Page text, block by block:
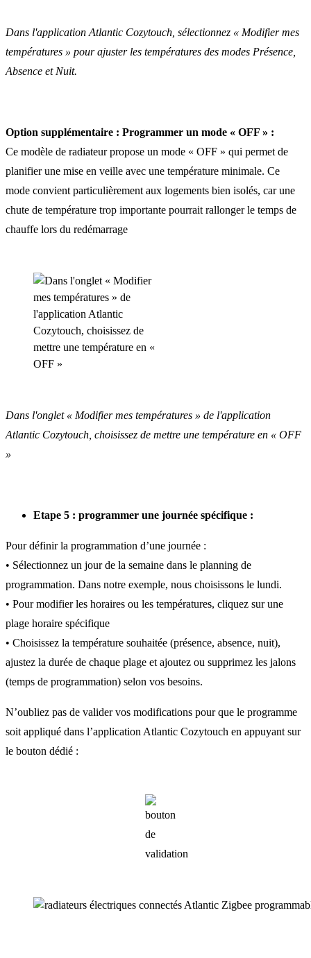
Dans l'application Atlantic Cozytouch, sélectionnez « Modifier mes
températures » pour ajuster les températures des modes Présence,
Absence et Nuit.
Option supplémentaire : Programmer un mode « OFF » :
Ce modèle de radiateur propose un mode « OFF » qui permet de
planifier une mise en veille avec une température minimale. Ce
mode convient particulièrement aux logements bien isolés, car une
chute de température trop importante pourrait rallonger le temps de
chauffe lors du redémarrage
Dans l'onglet « Modifier mes températures » de l'application
Atlantic Cozytouch, choisissez de mettre une température en « OFF
»
Etape 5 : programmer une journée spécifique :
Pour définir la programmation d’une journée :
• Sélectionnez un jour de la semaine dans le planning de
programmation. Dans notre exemple, nous choisissons le lundi.
• Pour modifier les horaires ou les températures, cliquez sur une
plage horaire spécifique
• Choisissez la température souhaitée (présence, absence, nuit),
ajustez la durée de chaque plage et ajoutez ou supprimez les jalons
(temps de programmation) selon vos besoins.
N’oubliez pas de valider vos modifications pour que le programme
soit appliqué dans l’application Atlantic Cozytouch en appuyant sur
le bouton dédié :